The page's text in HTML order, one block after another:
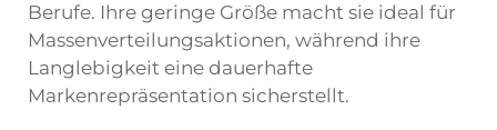
Berufe. Ihre geringe Größe macht sie ideal für
Massenverteilungsaktionen, während ihre
Langlebigkeit eine dauerhafte
Markenrepräsentation sicherstellt.